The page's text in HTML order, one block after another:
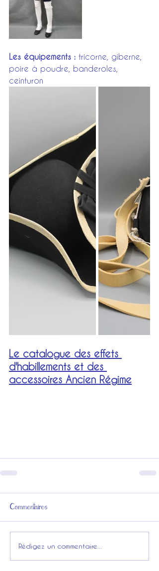
Les équipements : tricorne, giberne,
poire à poudre, banderoles,
ceinturon
Le catalogue des effets
d'habillements et des
accessoires Ancien Régime
Commentaires
Rédigez un commentaire...